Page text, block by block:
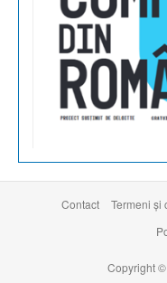
Contact Termeni şi
Copyright